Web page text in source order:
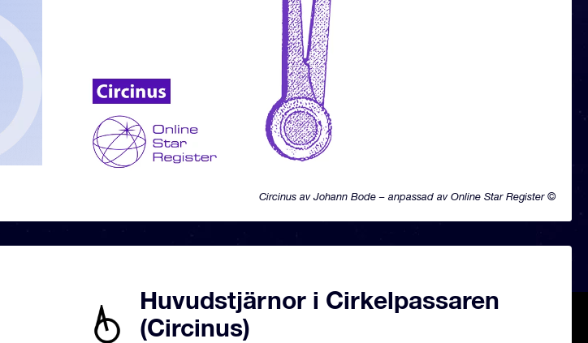
Circinus av Johann Bode – anpassad av Online Star Register ©
Huvudstjärnor i Cirkelpassaren
(Circinus)